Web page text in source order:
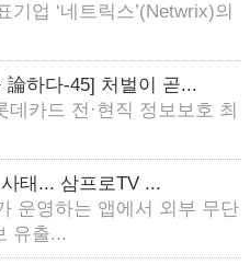
업 ‘네트릭스’(Netwrix)의
論하다-45] 처벌이 곧...
카드 전·현직 정보보호 최
태... 삼프로TV ...
운영하는 앱에서 외부 무단
유출...